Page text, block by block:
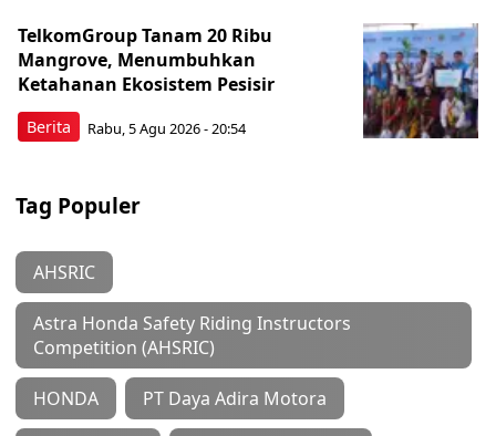
Berita
TelkomGroup Tanam 20 Ribu
Mangrove, Menumbuhkan
Ketahanan Ekosistem Pesisir
Rabu, 5 Agu 2026 - 20:54
Tag Populer
AHSRIC
Astra Honda Safety Riding Instructors
Competition (AHSRIC)
HONDA PT Daya Adira Motora